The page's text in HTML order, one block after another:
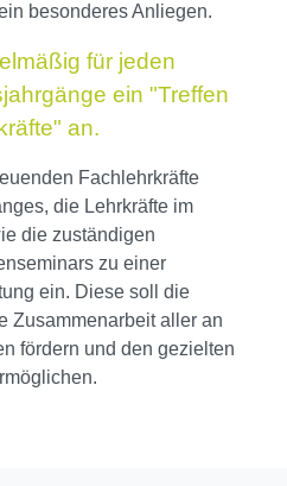
besonderes Anliegen.
für jeden
ein "Treffen
an.
Fachlehrkräfte
die Lehrkräfte im
die zuständigen
zu einer
ein. Diese soll die
Zusammenarbeit aller an
fördern und den gezielten